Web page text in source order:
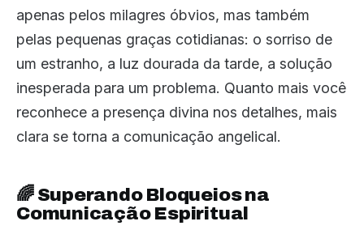
apenas pelos milagres óbvios, mas também
pelas pequenas graças cotidianas: o sorriso de
um estranho, a luz dourada da tarde, a solução
inesperada para um problema. Quanto mais você
reconhece a presença divina nos detalhes, mais
clara se torna a comunicação angelical.
🌈 Superando Bloqueios na
Comunicação Espiritual